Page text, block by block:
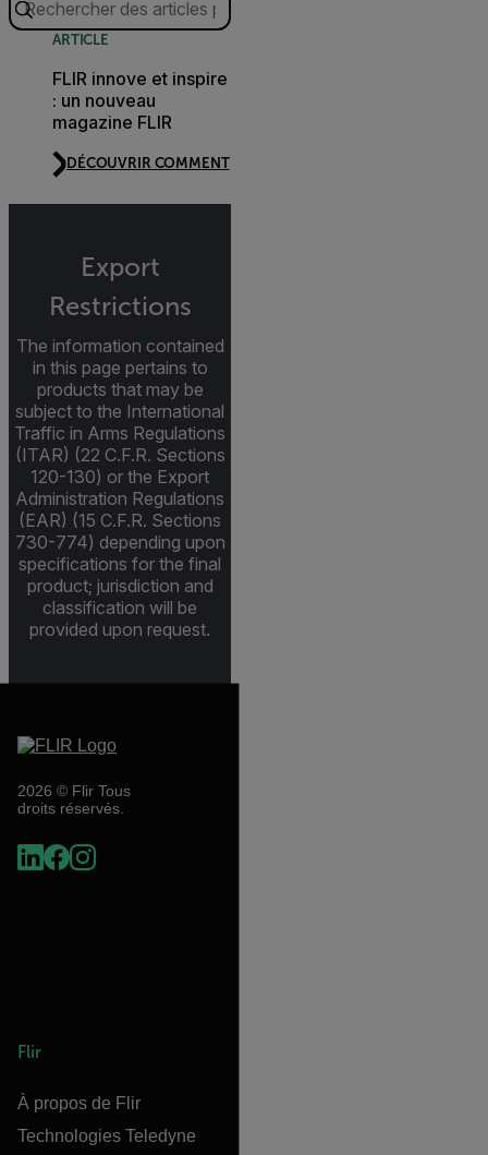
ARTICLE
FLIR innove et inspire
: un nouveau
magazine FLIR
DÉCOUVRIR COMMENT
Export
Restrictions
The information contained
in this page pertains to
products that may be
subject to the International
Traffic in Arms Regulations
(ITAR) (22 C.F.R. Sections
120-130) or the Export
Administration Regulations
(EAR) (15 C.F.R. Sections
730-774) depending upon
specifications for the final
product; jurisdiction and
classification will be
provided upon request.
2026 © Flir Tous
droits réservés.
Flir
À propos de Flir
Technologies Teledyne